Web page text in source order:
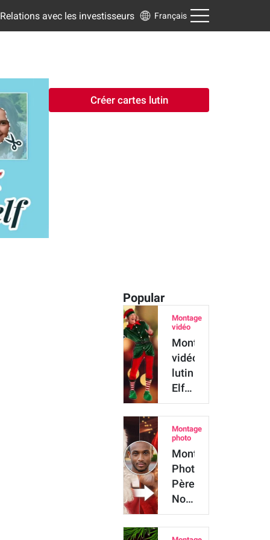
Relations avec les investisseurs Français
Créer cartes lutin
Popular
Montage
vidéo
Montage
vidéo
lutin
Elf
Yourself
: se
transformer
en
lutin…
Montage
photo
Montage
Photo
Père
Noël
:
mettez